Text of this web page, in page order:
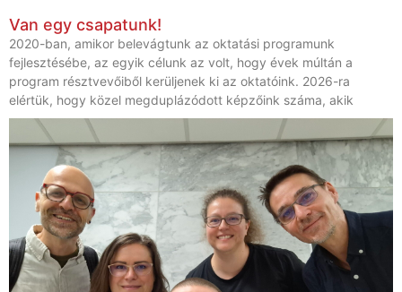
Van egy csapatunk!
2020-ban, amikor belevágtunk az oktatási programunk
fejlesztésébe, az egyik célunk az volt, hogy évek múltán a
program résztvevőiből kerüljenek ki az oktatóink. 2026-ra
elértük, hogy közel megduplázódott képzőink száma, akik